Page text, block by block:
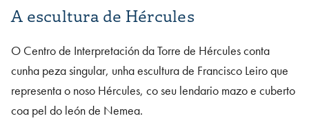
A escultura de Hércules
O Centro de Interpretación da Torre de Hércules conta
cunha peza singular, unha escultura de Francisco Leiro que
representa o noso Hércules, co seu lendario mazo e cuberto
coa pel do león de Nemea.